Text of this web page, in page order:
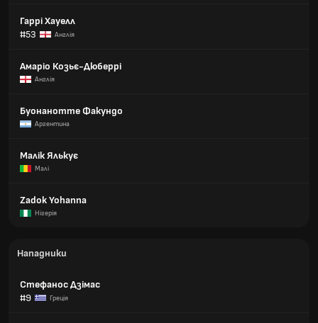
Гаррі Хауелл
#53
Англія
Амаріо Козьє-Дюберрі
Англія
Буонанотте Факундо
Аргентина
Малік Ялькує
Малі
Zadok Yohanna
Нігерія
Нападники
Стефанос Дзімас
#9
Греція